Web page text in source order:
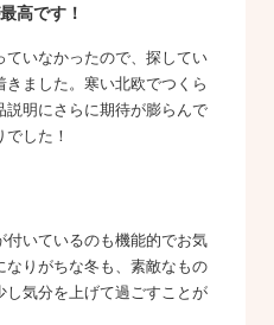
高です！
ていなかったので、探してい
ました。寒い北欧でつくら
明にさらに期待が膨らんで
した！
いているのも機能的でお気
なりがちな冬も、素敵なもの
し気分を上げて過ごすことが